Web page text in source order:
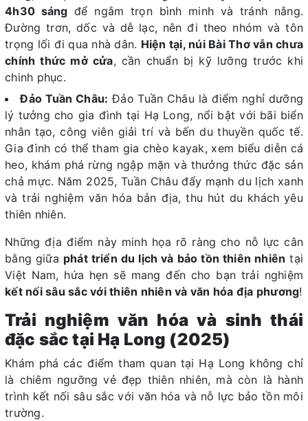
4h30 sáng để ngắm trọn bình minh và tránh nắng.
Đường trơn, dốc và dễ lạc, nên đi theo nhóm và tôn
trọng lối đi qua nhà dân. Hiện tại, núi Bài Thơ vẫn chưa
chính thức mở cửa, cần chuẩn bị kỹ lưỡng trước khi
chinh phục.
Đảo Tuần Châu: Đảo Tuần Châu là điểm nghỉ dưỡng
lý tưởng cho gia đình tại Hạ Long, nổi bật với bãi biển
nhân tạo, công viên giải trí và bến du thuyền quốc tế.
Gia đình có thể tham gia chèo kayak, xem biểu diễn cá
heo, khám phá rừng ngập mặn và thưởng thức đặc sản
chả mực. Năm 2025, Tuần Châu đẩy mạnh du lịch xanh
và trải nghiệm văn hóa bản địa, thu hút du khách yêu
thiên nhiên.
Những địa điểm này minh họa rõ ràng cho nỗ lực cân
bằng giữa phát triển du lịch và bảo tồn thiên nhiên tại
Việt Nam, hứa hẹn sẽ mang đến cho bạn trải nghiệm
kết nối sâu sắc với thiên nhiên và văn hóa địa phương!
Trải nghiệm văn hóa và sinh thái
đặc sắc tại Hạ Long (2025)
Khám phá các điểm tham quan tại Hạ Long không chỉ
là chiêm ngưỡng vẻ đẹp thiên nhiên, mà còn là hành
trình kết nối sâu sắc với văn hóa và nỗ lực bảo tồn môi
trường.